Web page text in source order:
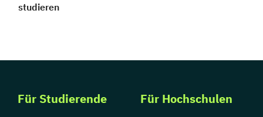
studieren
Für Studierende Für Hochschulen